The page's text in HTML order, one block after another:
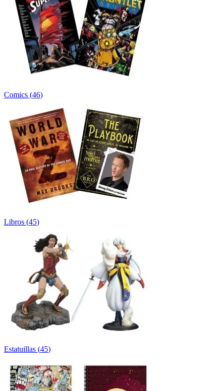
Comics (46)
Libros (45)
Estatuillas (45)